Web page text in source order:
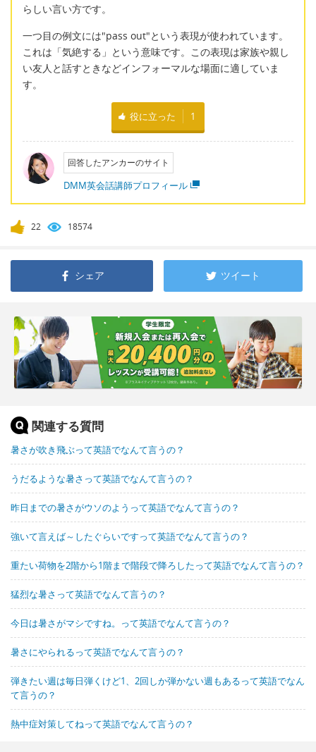
らしい言い方です。
一つ目の例文には"pass out"という表現が使われています。
これは「気絶する」という意味です。この表現は家族や親し
い友人と話すときなどインフォーマルな場面に適していま
す。
役に立った 1
回答したアンカーのサイト
DMM英会話講師プロフィール
22 18574
シェア ツイート
関連する質問
暑さが吹き飛ぶって英語でなんて言うの？
うだるような暑さって英語でなんて言うの？
昨日までの暑さがウソのようって英語でなんて言うの？
強いて言えば～したぐらいですって英語でなんて言うの？
重たい荷物を2階から1階まで階段で降ろしたって英語でなんて言うの？
猛烈な暑さって英語でなんて言うの？
今日は暑さがマシですね。って英語でなんて言うの？
暑さにやられるって英語でなんて言うの？
弾きたい週は毎日弾くけど1、2回しか弾かない週もあるって英語でなん
て言うの？
熱中症対策してねって英語でなんて言うの？